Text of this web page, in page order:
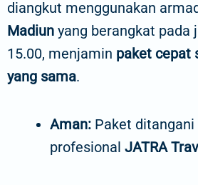
diangkut menggunakan
Madiun yang berangkat pada
15.00, menjamin paket cepat
yang sama.
Aman: Paket
profesional JATRA